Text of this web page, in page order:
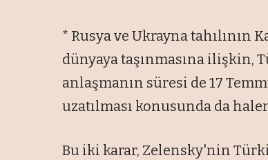
* Rusya ve Ukrayna
dünyaya taşınmasına ilişkin,
anlaşmanın süresi de 17
uzatılması konusunda da
Bu iki karar, Zelensky'nin